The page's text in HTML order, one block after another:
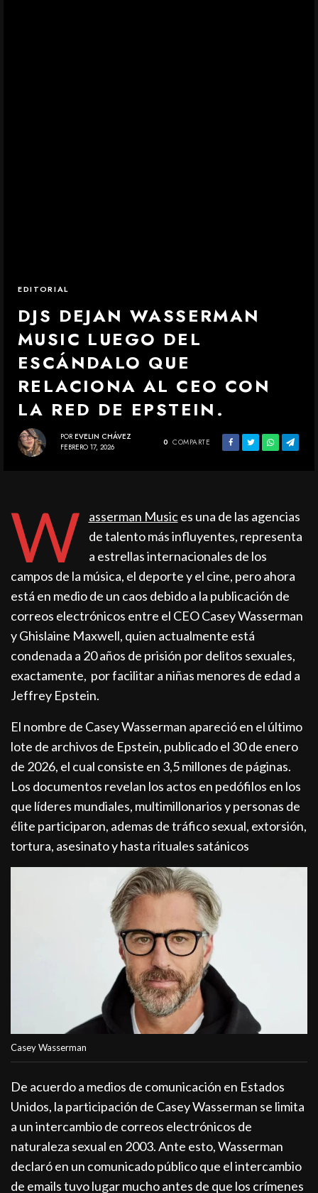
EDITORIAL
DJS DEJAN WASSERMAN
MUSIC LUEGO DEL
ESCÁNDALO QUE
RELACIONA AL CEO CON
LA RED DE EPSTEIN.
POR EVELIN CHÁVEZ
FEBRERO 17, 2026
0 COMPARTE
W asserman Musices una de las agencias
de talento más influyentes, representa
a estrellas internacionales de los
campos de la música, el deporte y el cine, pero ahora
está en medio de un caos debido a la publicación de
correos electrónicos entre el CEO Casey Wasserman
y Ghislaine Maxwell, quien actualmente está
condenada a 20 años de prisión por delitos sexuales,
exactamente, por facilitar a niñas menores de edad a
Jeffrey Epstein.
El nombre de Casey Wasserman apareció en el último
lote de archivos de Epstein, publicado el 30 de enero
de 2026, el cual consiste en 3,5 millones de páginas.
Los documentos revelan los actos en pedófilos en los
que líderes mundiales, multimillonarios y personas de
élite participaron, ademas de tráfico sexual, extorsión,
tortura, asesinato y hasta rituales satánicos
Casey Wasserman
De acuerdo a medios de comunicación en Estados
Unidos, la participación de Casey Wasserman se limita
a un intercambio de correos electrónicos de
naturaleza sexual en 2003. Ante esto, Wasserman
declaró en un comunicado público que el intercambio
de emails tuvo lugar mucho antes de que los crímenes